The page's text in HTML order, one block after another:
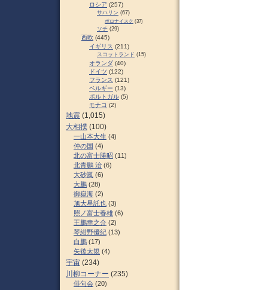
ロシア (257)
サハリン (67)
ポロナイスク (37)
ソチ (29)
西欧 (445)
イギリス (211)
スコットランド (15)
オランダ (40)
ドイツ (122)
フランス (121)
ベルギー (13)
ポルトガル (5)
モナコ (2)
地震 (1,015)
大相撲 (100)
一山本大生 (4)
仲の国 (4)
北の富士勝昭 (11)
北青鵬 治 (6)
大砂嵐 (6)
大鵬 (28)
御嶽海 (2)
旭大星託也 (3)
照ノ富士春雄 (6)
王鵬幸之介 (2)
琴紺野優紀 (13)
白鵬 (17)
矢後太規 (4)
宇宙 (234)
川柳コーナー (235)
俳句会 (20)